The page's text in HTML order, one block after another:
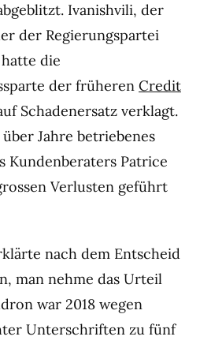
Ivanishvili, der
der Regierungspartei
die
der früheren Credit
Schadenersatz verklagt.
Jahre betriebenes
Kundenberaters Patrice
Verlusten geführt
nach dem Entscheid
man nehme das Urteil
war 2018 wegen
Unterschriften zu fünf